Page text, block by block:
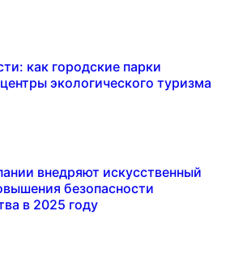
как городские парки
экологического туризма
внедряют искусственный
безопасности
в 2025 году